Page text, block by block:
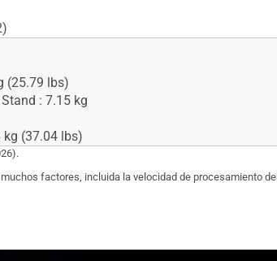
(25.79 lbs)
: 7.15 kg
kg (37.04 lbs)
factores, incluida la velocidad de procesamiento